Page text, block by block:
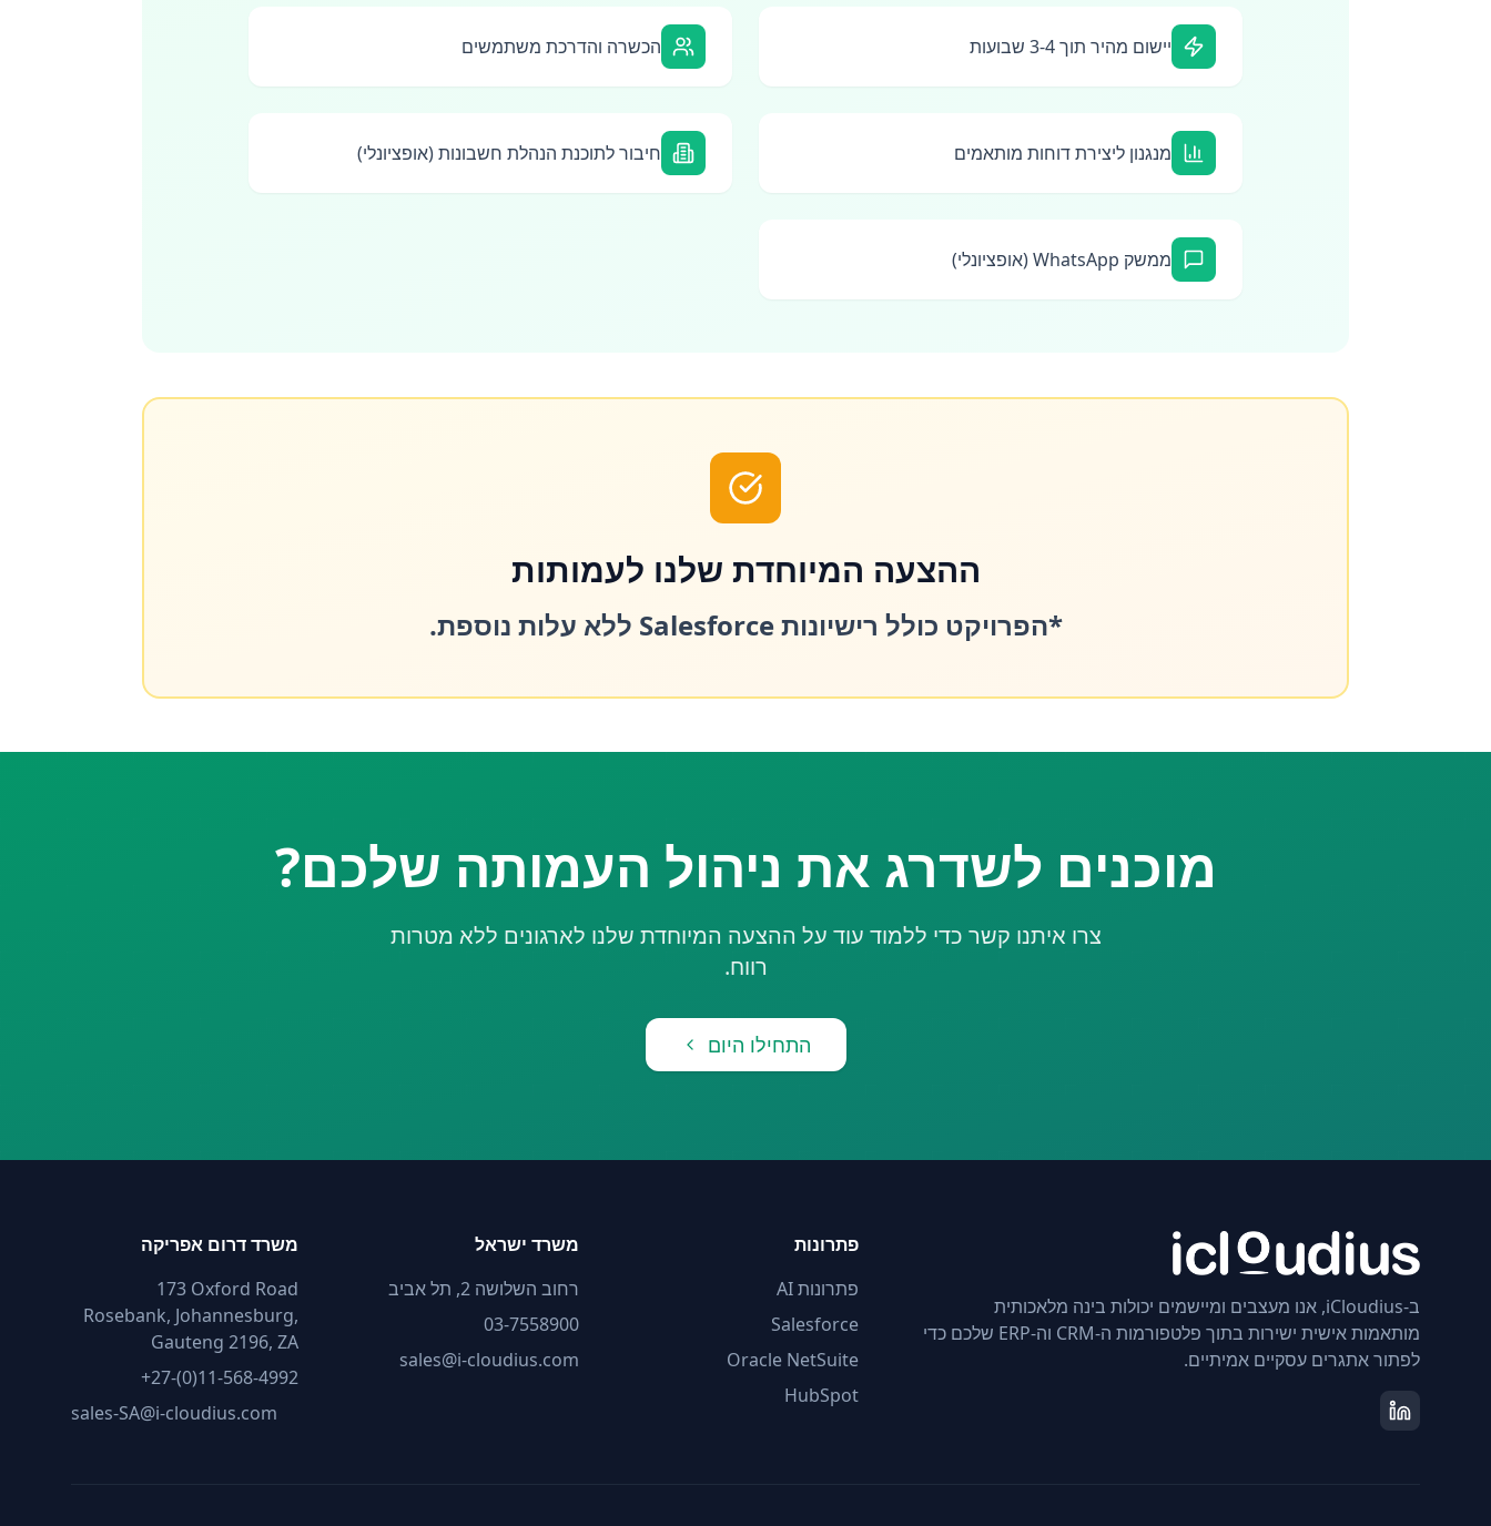
יישום מהיר תוך 3-4 שבועות הכשרה והדרכת משתמשים
מנגנון ליצירת דוחות מותאמים חיבור לתוכנת הנהלת חשבונות (אופציונלי)
ממשק WhatsApp (אופציונלי)
ההצעה המיוחדת שלנו לעמותות
*הפרויקט כולל רישיונות Salesforce ללא עלות נוספת.
מוכנים לשדרג את ניהול העמותה שלכם?
צרו איתנו קשר כדי ללמוד עוד על ההצעה המיוחדת שלנו לארגונים ללא מטרות
רווח.
התחילו היום
ב-iCloudius, אנו מעצבים ומיישמים יכולות בינה מלאכותית
מותאמות אישית ישירות בתוך פלטפורמות ה-CRM וה-ERP שלכם כדי
לפתור אתגרים עסקיים אמיתיים.
פתרונות
פתרונות AI
Salesforce
Oracle NetSuite
HubSpot
משרד ישראל
רחוב השלושה 2, תל אביב
03-7558900
sales@i-cloudius.com
משרד דרום אפריקה
173 Oxford Road
Rosebank, Johannesburg,
Gauteng 2196, ZA
+27-(0)11-568-4992
sales-SA@i-cloudius.com